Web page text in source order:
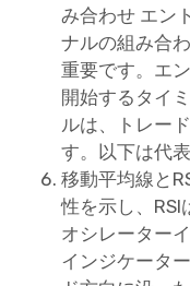
み合わせ エン
ナルの組み合
重要です。エ
開始するタイ
ルは、トレー
す。以下は代
移動平均線と
性を示し、RSI
オシレーター
インジケータ